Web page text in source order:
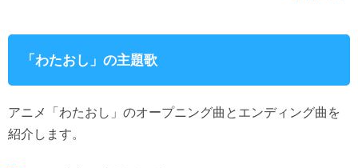
「わたおし」の主題歌
アニメ「わたおし」のオープニング曲とエンディング曲を
紹介します。